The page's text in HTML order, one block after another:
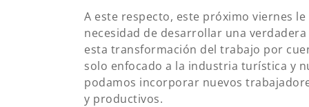
A este respecto, este próximo viernes
necesidad de desarrollar una
esta transformación del trabajo por
solo enfocado a la industria turística y
podamos incorporar nuevos
y productivos.